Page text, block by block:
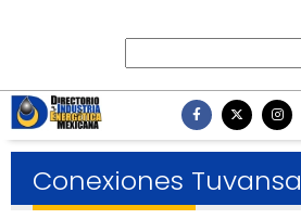
Conexiones Tuvansa